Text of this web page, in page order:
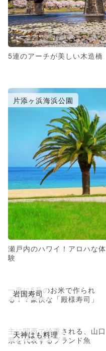
5連のアーチが美しい木造橋
片添ヶ浜海浜公園
瀬戸内のハワイ！アロハな体
験
岩国寿司
一度に5升のお米で作られ
る！？豪快な「殿様寿司」
天神はも料理
主に関西で珍重される、山口
県を代表するブランド魚